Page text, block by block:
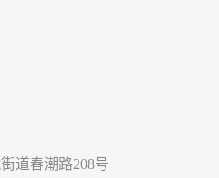
道春潮路208号